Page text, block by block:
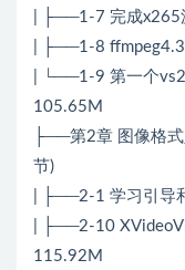
| ├──1-7 完成x265
| ├──1-8
| └──1-9 第一个
105.65M
├──第2章 图像格
节)
| ├──2-1 学习引导
| ├──2-10
115.92M